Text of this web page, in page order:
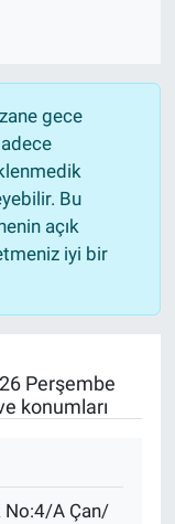
gece
Bu
açık
iyi bir
Perşembe
konumları
No:4/A Çan/